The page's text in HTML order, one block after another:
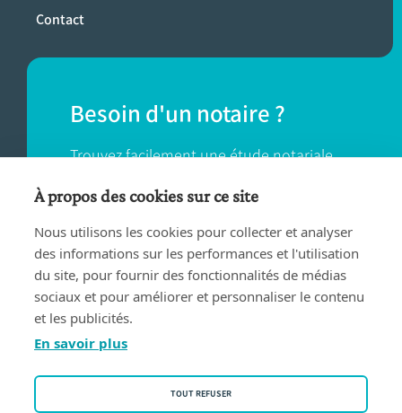
Contact
Besoin d'un notaire ?
Trouvez facilement une étude notariale
près de chez vous.
TROUVER UN NOTAIRE
Conditions d'utilisation
À propos des cookies sur ce site
Nous utilisons les cookies pour collecter et analyser
des informations sur les performances et l'utilisation
du site, pour fournir des fonctionnalités de médias
sociaux et pour améliorer et personnaliser le contenu
et les publicités.
En savoir plus
TOUT REFUSER